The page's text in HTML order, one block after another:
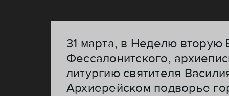
31 марта, в Неделю вторую
Фессалонитского,
литургию святителя
Архиерейском подворье